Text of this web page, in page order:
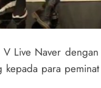
Live Naver
para